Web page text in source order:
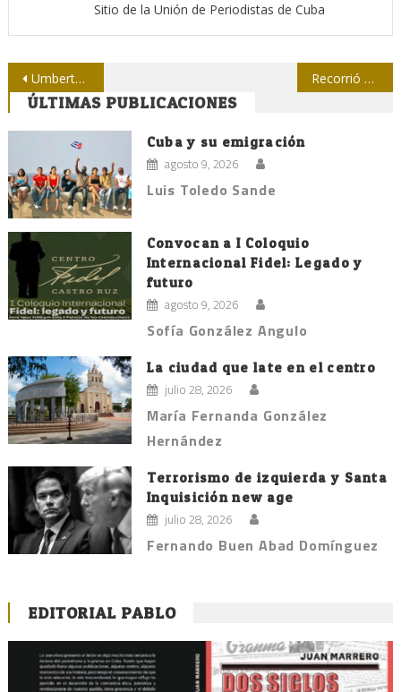
Sitio de la Unión de Periodistas de Cuba
Navegación
de
entradas
Umberto Eco: adiós a un grande de las letras Recorrió Raúl áreas de Santiago de Cuba y dialogó con pobladores
ÚLTIMAS PUBLICACIONES
Cuba y su emigración
agosto 9, 2026
Luis Toledo Sande
Convocan a I Coloquio
Internacional Fidel: Legado y
futuro
agosto 9, 2026
Sofía González Angulo
La ciudad que late en el centro
julio 28, 2026
María Fernanda González
Hernández
Terrorismo de izquierda y Santa
Inquisición new age
julio 28, 2026
Fernando Buen Abad Domínguez
EDITORIAL PABLO